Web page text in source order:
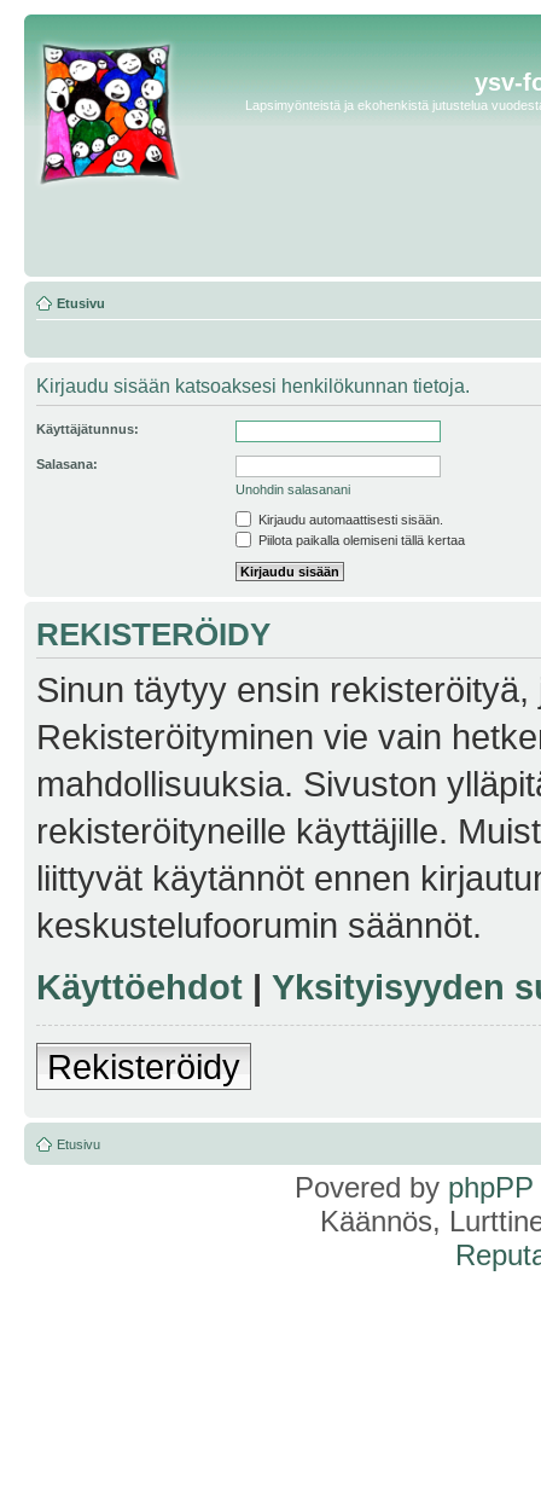
ysv-
Lapsimyönteistä ja ekohenkistä jutustelua
Etusivu
Kirjaudu sisään katsoaksesi henkilökunnan tietoja.
Käyttäjätunnus:
Salasana:
Unohdin salasanani
Kirjaudu automaattisesti sisään.
Piilota paikalla olemiseni tällä kertaa
REKISTERÖIDY
Sinun täytyy ensin
Rekisteröityminen vie vain
mahdollisuuksia. Sivuston
rekisteröityneille käyttäjille.
liittyvät käytännöt ennen
keskustelufoorumin säännöt.
Käyttöehdot | Yksityisyyden
Rekisteröidy
Etusivu
Povered by phpPP
Käännös,